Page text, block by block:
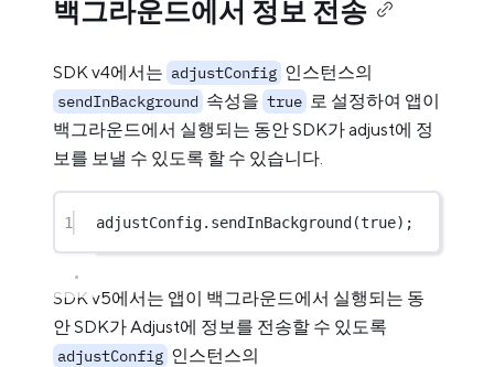
백그라운드에서 정보 전송
SDK v4에서는 adjustConfig 인스턴스의
sendInBackground 속성을 true 로 설정하여 앱이
백그라운드에서 실행되는 동안 SDK가 adjust에 정
보를 보낼 수 있도록 할 수 있습니다.
1 adjustConfig. sendInBackground(true);
SDK v5에서는 앱이 백그라운드에서 실행되는 동
안 SDK가 Adjust에 정보를 전송할 수 있도록
adjustConfig 인스턴스의